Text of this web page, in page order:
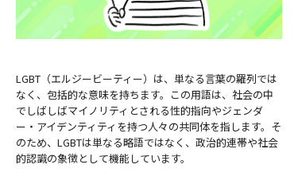
LGBT（エルジービーティー）は、単なる言葉の羅列では
なく、包括的な意味を持ちます。この用語は、社会の中
でしばしばマイノリティとされる性的指向やジェンダ
ー・アイデンティティを持つ人々の共同体を指します。そ
のため、LGBTは単なる略語ではなく、政治的連帯や社会
的認識の象徴として機能しています。